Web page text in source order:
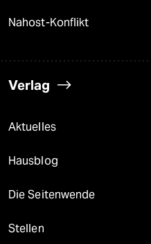
Nahost-Konflikt
Verlag
Aktuelles
Hausblog
Die Seitenwende
Stellen